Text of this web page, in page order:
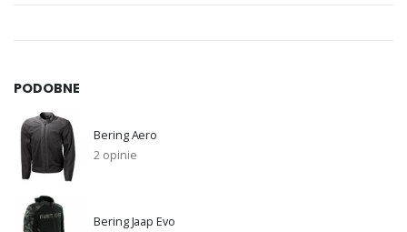
PODOBNE
Bering Aero
2 opinie
Bering Jaap Evo